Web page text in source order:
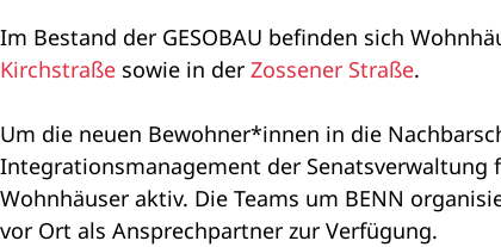
Im Bestand der GESOBAU befinden sich
Kirchstraße sowie in der Zossener Straße.
Um die neuen Bewohner*innen in die
Integrationsmanagement der Senatsverwaltung
Wohnhäuser aktiv. Die Teams um BENN
vor Ort als Ansprechpartner zur Verfügung.